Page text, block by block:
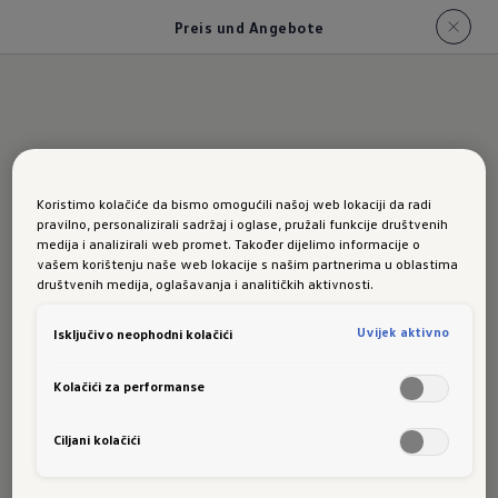
Preis und Angebote
und aktuelle
Angebote
Bereits ab €
in der
Für Privatkunden
Koristimo kolačiće da bismo omogućili našoj web lokaciji da radi
pravilno, personalizirali sadržaj i oglase, pružali funkcije društvenih
medija i analizirali web promet. Također dijelimo informacije o
vašem korištenju naše web lokacije s našim partnerima u oblastima
društvenih medija, oglašavanja i analitičkih aktivnosti.
Isključivo neophodni kolačići Uvijek aktivno
Kolačići za performanse
Ciljani kolačići